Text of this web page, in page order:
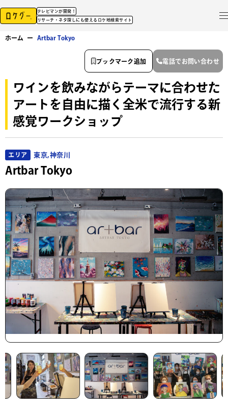
テレビマンが開発！
リサーチ・ネタ探しにも使えるロケ地検索サイト
ホーム ー Artbar Tokyo
ワインを飲みながらテーマに合わせた
アートを自由に描く全米で流行する新
感覚ワークショップ
エリア 東京,神奈川
Artbar Tokyo
ブックマーク追加 電話でお問い合わせ